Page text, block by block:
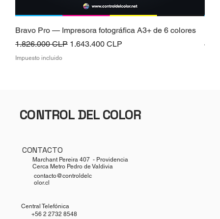
Bravo Pro — Impresora fotográfica A3+ de 6 colores
Precio
1.826.000 CLP Precio de oferta
1.643.400 CLP
Impuesto incluido
CONTROL DEL COLOR
Marchant Pereira 407 - Providencia
Cerca Metro Pedro de Valdivia
CONTACTO
contacto@controldelc
olor.cl
Central Telefónica
+56 2 2732 8548